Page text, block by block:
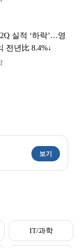
실적 ‘하락’…영
전년比 8.4%↓
보기
IT/과학